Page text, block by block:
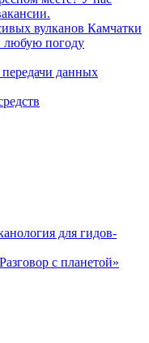
вулканов Камчатки
любую погоду
данных
для гидов-
с планетой»